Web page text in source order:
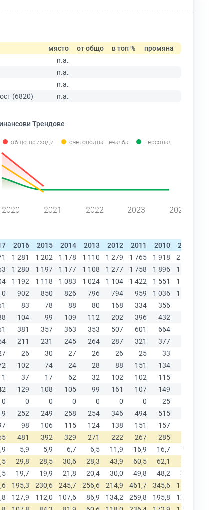
място от общо в топ %
промяна
n.a.
n.a.
n.a.
(6820)
n.a.
Трендове
общо приходи счетоводна печалба персонал
2020 2021 2022 2023 2024
2016 2015 2014 2013 2012 2011 2010 2009